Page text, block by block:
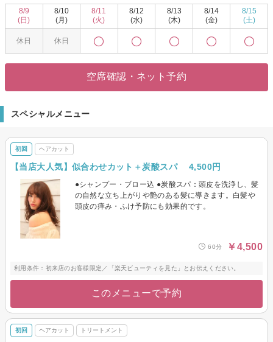
・シャンプー台はフルフラットでゆったり！！
・また、忙しいママさんは大歓迎！キッズスペースは個室のファミリールー
・お母さまが施術中も、お子さまはDVDをみたりお菓子を食べたり楽しく過
・ヘアスタイルを変えるだけではなく、comorebi独自のプラスアルファのサ
ービスで、お客様の『素敵な笑顔』を◎
・お客様一人ひとりの個性を最大に生かせるヘアスタイルを一緒に作り上げ
ます。
・笑顔のスタッフがお客様をお待ちしておりますので、いつでお気軽にお越
しください♪
8/9
(日)
休日
8/10
(月)
休日
8/11
(火)
8/12
(水)
8/13
(木)
8/14
(金)
8/15
(土)
空席確認・ネット予約
スペシャルメニュー
初回 ヘアカット
【当店大人気】似合わせカット＋炭酸スパ 4,500円
●シャンプー・ブロー込 ●炭酸スパ：頭皮を洗浄し、髪
の自然な立ち上がりや艶のある髪に導きます。白髪や
頭皮の痒み・ふけ予防にも効果的です。
60分 ￥4,500
利用条件：初来店のお客様限定／「楽天ビューティを見た」とお伝えください。
このメニューで予約
初回 ヘアカット トリートメント